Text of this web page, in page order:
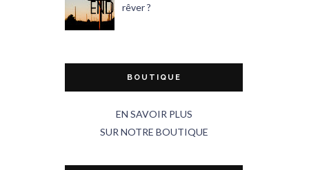
rêver ?
BOUTIQUE
EN SAVOIR PLUS
SUR NOTRE BOUTIQUE